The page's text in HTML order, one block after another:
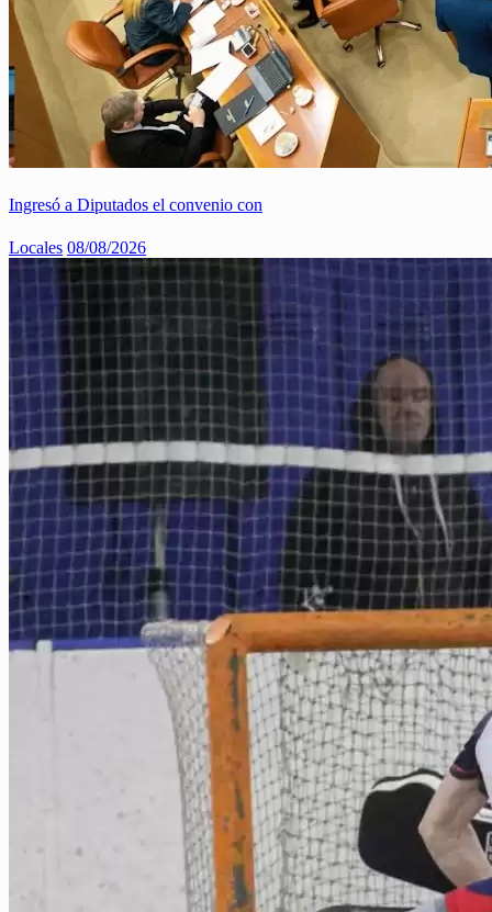
Ingresó a Diputados el convenio con
Locales 08/08/2026